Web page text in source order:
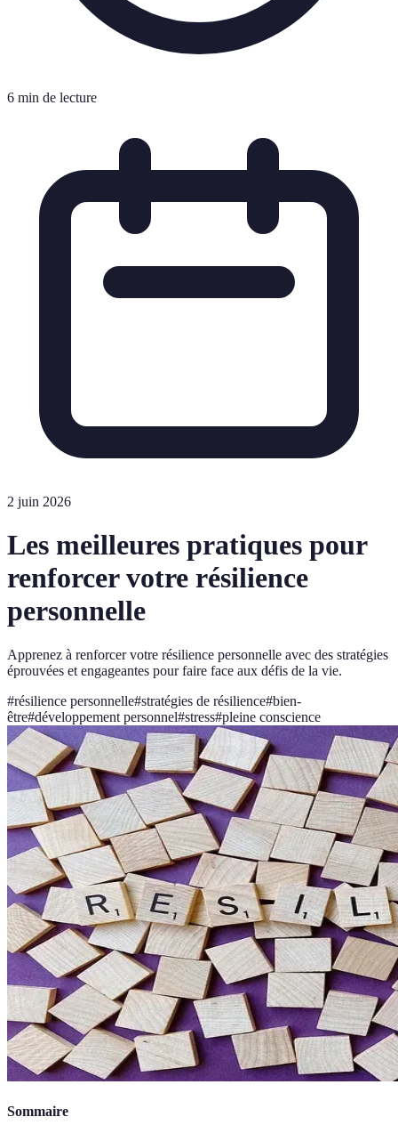
6 min de lecture
2 juin 2026
Les meilleures pratiques pour
renforcer votre résilience
personnelle
Apprenez à renforcer votre résilience personnelle avec des stratégies
éprouvées et engageantes pour faire face aux défis de la vie.
#résilience personnelle#stratégies de résilience#bien-
être#développement personnel#stress#pleine conscience
Sommaire